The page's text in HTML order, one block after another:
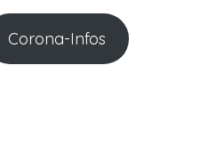
Corona-Infos